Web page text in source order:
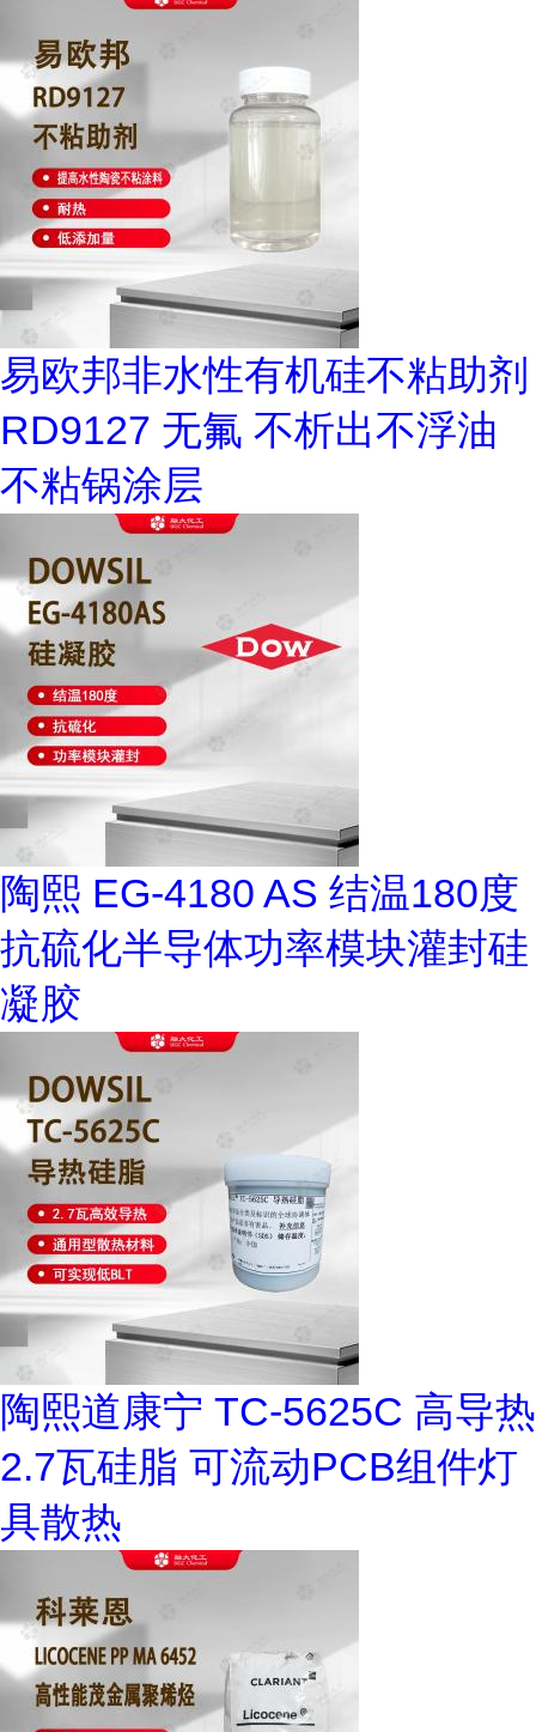
易欧邦非水性有机硅不粘助剂
RD9127 无氟 不析出不浮油
不粘锅涂层
陶熙 EG-4180 AS 结温180度
抗硫化半导体功率模块灌封硅
凝胶
陶熙道康宁 TC-5625C 高导热
2.7瓦硅脂 可流动PCB组件灯
具散热